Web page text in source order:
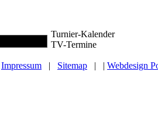
Turnier-Kalender
TV-Termine
Impressum | Sitemap | | Webdesign